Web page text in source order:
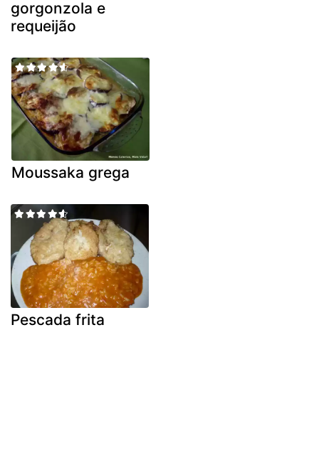
gorgonzola e
requeijão
Moussaka grega
Pescada frita